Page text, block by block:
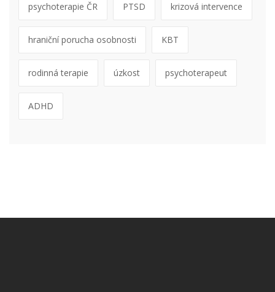
psychoterapie ČR PTSD krizová intervence
hraniční porucha osobnosti KBT
rodinná terapie úzkost psychoterapeut
ADHD